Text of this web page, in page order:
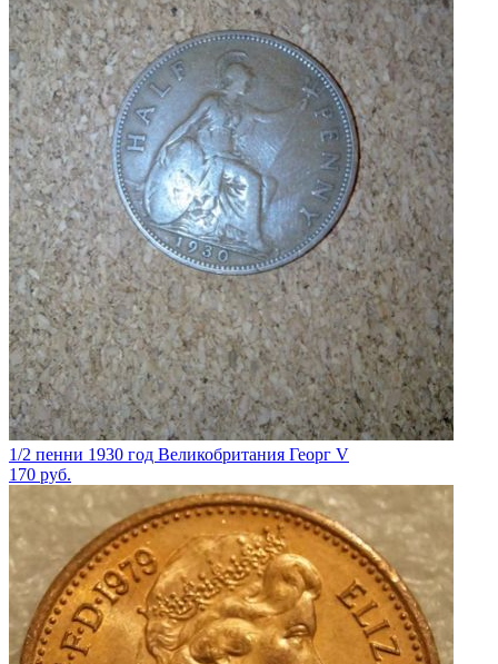
1/2 пенни 1930 год Великобритания Георг V
170 руб.